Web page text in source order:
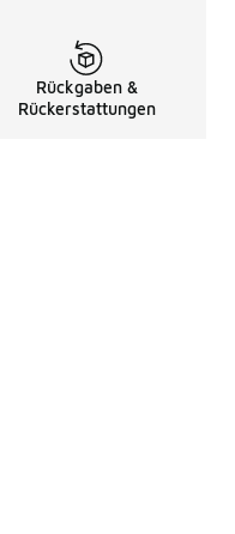
Rückgaben &
Rückerstattungen